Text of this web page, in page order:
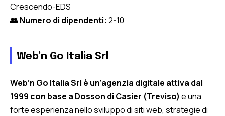
Crescendo-EDS
👥 Numero di dipendenti: 2-10
Web’n Go Italia Srl
Web’n Go Italia Srl è un’agenzia digitale attiva dal
1999 con base a Dosson di Casier (Treviso) e una
forte esperienza nello sviluppo di siti web, strategie di